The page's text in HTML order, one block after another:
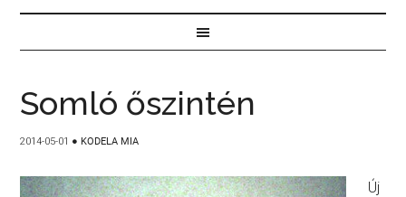
Somló őszintén
2014-05-01 ● KODELA MIA
Új